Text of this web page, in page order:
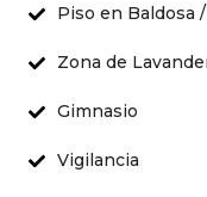
Piso en Baldosa
Zona de
Gimnasio
Vigilancia